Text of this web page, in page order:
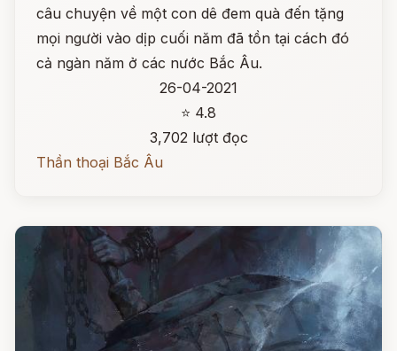
câu chuyện về một con dê đem quà đến tặng
mọi người vào dịp cuối năm đã tồn tại cách đó
cả ngàn năm ở các nước Bắc Âu.
26-04-2021
⭐ 4.8
3,702 lượt đọc
Thần thoại Bắc Âu